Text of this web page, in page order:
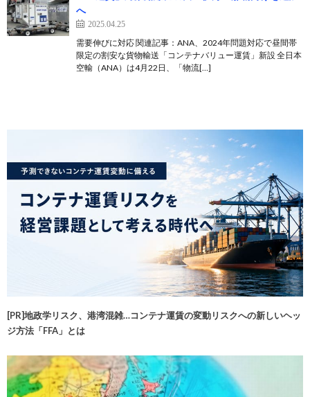
へ
2025.04.25
需要伸びに対応 関連記事：ANA、2024年問題対応で昼間帯
限定の割安な貨物輸送「コンテナバリュー運賃」新設 全日本
空輸（ANA）は4月22日、「物流[…]
[PR]地政学リスク、港湾混雑…コンテナ運賃の変動リスクへの新しいヘッ
ジ方法「FFA」とは